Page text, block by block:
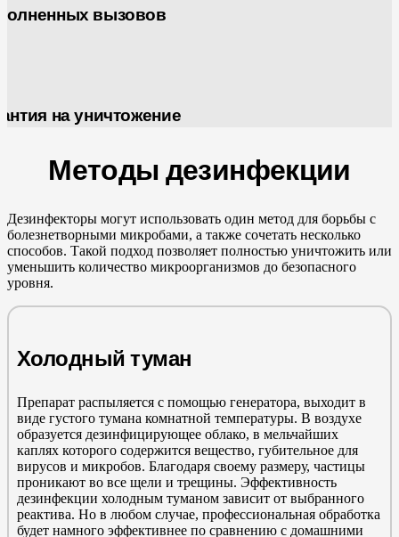
вызовов
на уничтожение
Методы дезинфекции
Дезинфекторы могут использовать один метод для борьбы с
болезнетворными микробами, а также сочетать несколько
способов. Такой подход позволяет полностью уничтожить или
уменьшить количество микроорганизмов до безопасного
уровня.
Холодный туман
Препарат распыляется с помощью генератора, выходит в
виде густого тумана комнатной температуры. В воздухе
образуется дезинфицирующее облако, в мельчайших
каплях которого содержится вещество, губительное для
вирусов и микробов. Благодаря своему размеру, частицы
проникают во все щели и трещины. Эффективность
дезинфекции холодным туманом зависит от выбранного
реактива. Но в любом случае, профессиональная обработка
будет намного эффективнее по сравнению с домашними